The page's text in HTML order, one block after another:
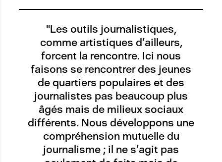
"Les outils journalistiques,
comme artistiques d’ailleurs,
forcent la rencontre. Ici nous
faisons se rencontrer des jeunes
de quartiers populaires et des
journalistes pas beaucoup plus
âgés mais de milieux sociaux
différents. Nous développons une
compréhension mutuelle du
journalisme ; il ne s’agit pas